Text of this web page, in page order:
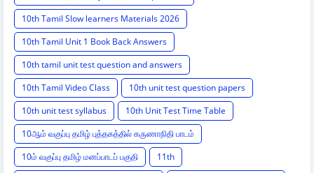
10th Tamil Slow learners Materials 2026
10th Tamil Unit 1 Book Back Answers
10th tamil unit test question and answers
10th Tamil Video Class
10th unit test question papers
10th unit test syllabus
10th Unit Test Time Table
10ஆம் வகுப்பு தமிழ் புத்தகத்தில் கருணாநிதி பாடம்
10ம் வகுப்பு தமிழ் மனப்பாடப் பகுதி
11th